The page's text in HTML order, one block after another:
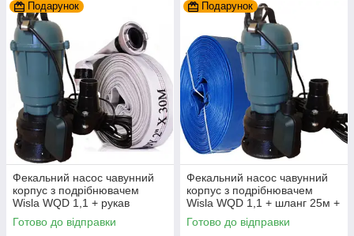
Подарунок
Фекальний насос чавунний
корпус з подрібнювачем
Wisla WQD 1,1 + рукав
пожежний 10 + трос 5м +
хомут
Готово до відправки
Подарунок
Фекальний насос чавунний
корпус з подрібнювачем
Wisla WQD 1,1 + шланг 25м +
трос силікон+ хомут
Готово до відправки